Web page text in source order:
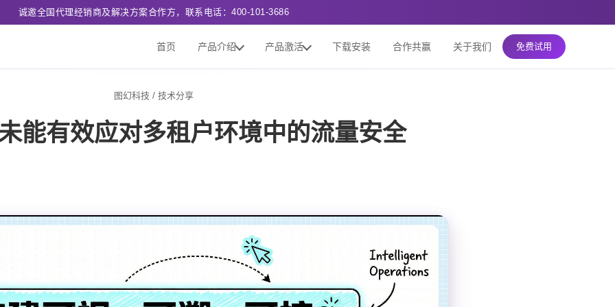
诚邀全国代理经销商及解决方案合作方，联系电话：400-101-3686
首页 产品介绍 产品激活 下载安装 合作共赢 关于我们 免费试用
图幻科技 / 技术分享
能有效应对多租户环境中的流量安全